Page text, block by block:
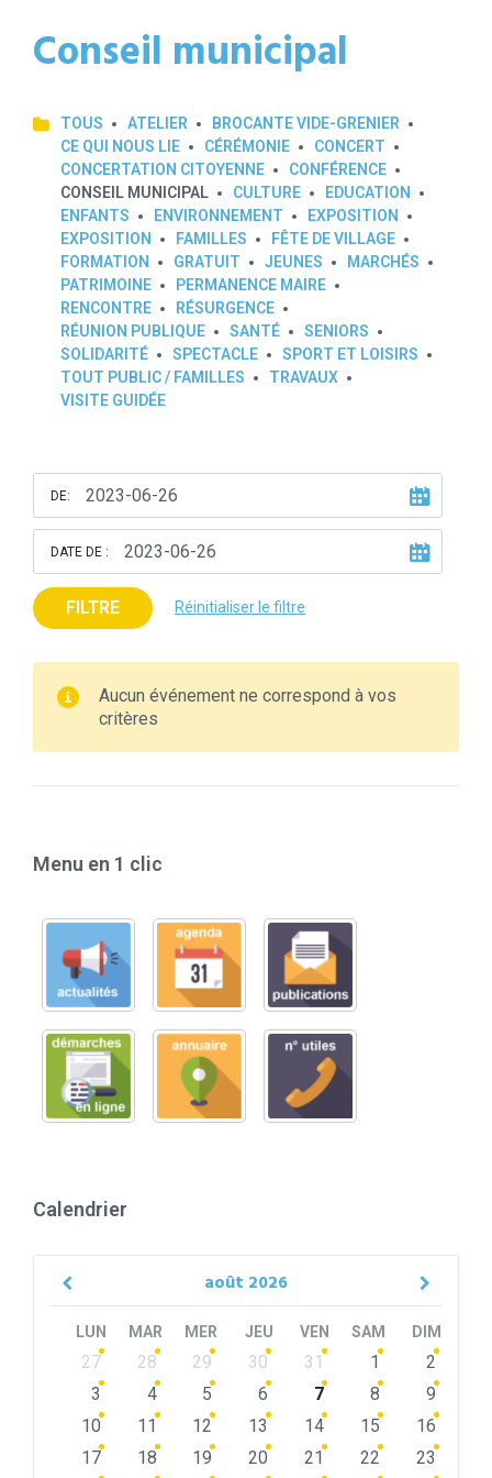
Conseil municipal
TOUS ATELIER
BROCANTE VIDE-GRENIER
CE QUI NOUS LIE
CÉRÉMONIE
CONCERT
CONCERTATION CITOYENNE
CONFÉRENCE
CONSEIL MUNICIPAL
CULTURE
EDUCATION
ENFANTS
ENVIRONNEMENT
EXPOSITION
EXPOSITION
FAMILLES
FÊTE DE VILLAGE
FORMATION
GRATUIT JEUNES
MARCHÉS
PATRIMOINE
PERMANENCE MAIRE
RENCONTRE
RÉSURGENCE
RÉUNION PUBLIQUE
SANTÉ
SENIORS
SOLIDARITÉ
SPECTACLE
SPORT ET LOISIRS
TOUT PUBLIC / FAMILLES
TRAVAUX
VISITE GUIDÉE
DE:
DATE DE :
FILTRE Réinitialiser le filtre
Aucun événement ne correspond à vos
critères
Menu en 1 clic
Calendrier
août 2026
Previous
LUN MAR MER JEU VEN SAM DIM
Skip
calendar
27 28 29 30 31 1
2
3
4 5 6 7 8
9
10
11 12 13 14 15
16
17
18 19 20 21 22
23